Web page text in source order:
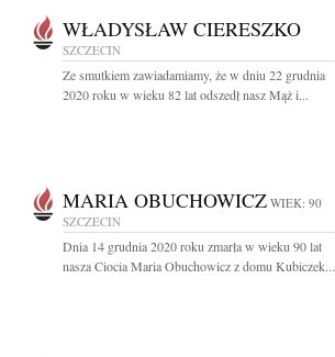
WŁADYSŁAW CIERESZKO
SZCZECIN
Ze smutkiem zawiadamiamy, że w dniu 22 grudnia
2020 roku w wieku 82 lat odszedł nasz Mąż i...
MARIA OBUCHOWICZ WIEK: 90
SZCZECIN
Dnia 14 grudnia 2020 roku zmarła w wieku 90 lat
nasza Ciocia Maria Obuchowicz z domu Kubiczek...